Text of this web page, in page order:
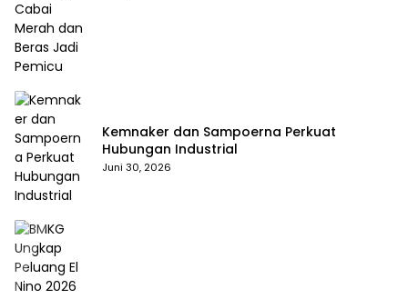
Kemnaker dan Sampoerna Perkuat
Hubungan Industrial
Juni 30, 2026